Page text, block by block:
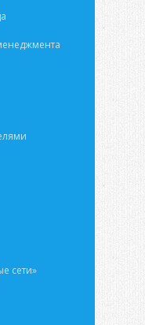
сети»